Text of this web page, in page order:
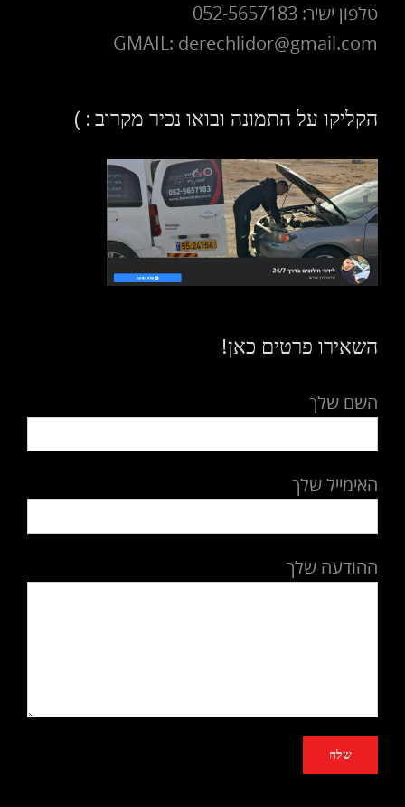
טלפון ישיר: 052-5657183
GMAIL: derechlidor@gmail.com
הקליקו על התמונה ובואו נכיר מקרוב : )
השאירו פרטים כאן!
השם שלך
האימייל שלך
ההודעה שלך